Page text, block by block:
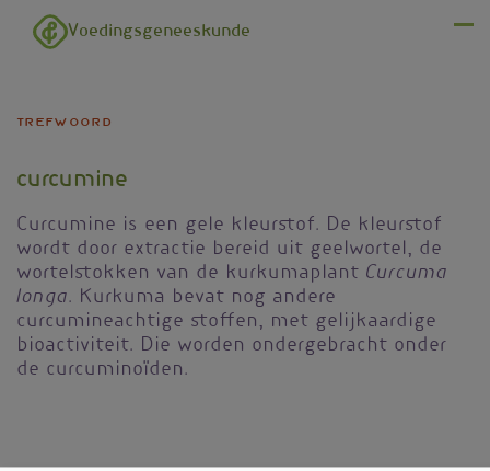
Overslaan en naar de inhoud gaan
Voedingsgeneeskunde
trefwoord
curcumine
Curcumine is een gele kleurstof. De kleurstof
wordt door extractie bereid uit geelwortel, de
wortelstokken van de kurkumaplant Curcuma
longa. Kurkuma bevat nog andere
curcumineachtige stoffen, met gelijkaardige
bioactiviteit. Die worden ondergebracht onder
de curcuminoïden.